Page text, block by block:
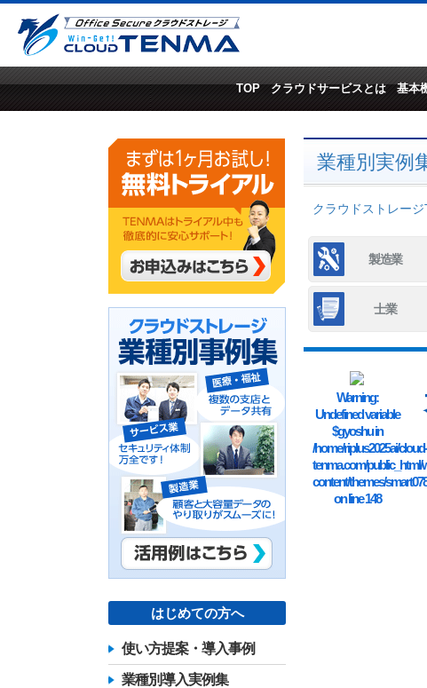
TOP クラウドサービスとは 基本
業種別実例
クラウドストレー
製造業
士業
Warning:
Undefined variable
$gyoshu in
/home/riplus2025ai/cloud-
tenma.com/public_html/
content/themes/
on line148
はじめての方へ
使い方提案・導入事例
業種別導入実例集